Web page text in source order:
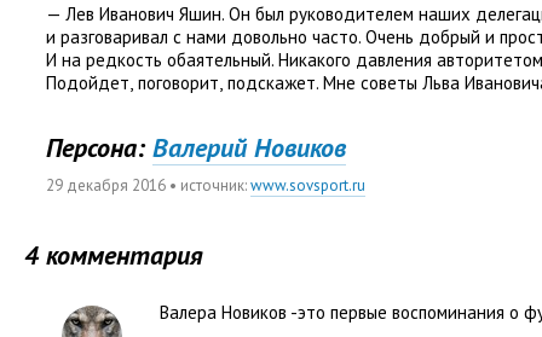
— Лев Иванович Яшин. Он был руководителем наших
и разговаривал с нами довольно часто. Очень добрый и
И на редкость обаятельный. Никакого давления авторитетом
Подойдет, поговорит, подскажет. Мне советы Льва
Персона: Валерий Новиков
29 декабря 2016 • источник:www.sovsport.ru
4 комментария
Валера Новиков -это первые воспоминания о